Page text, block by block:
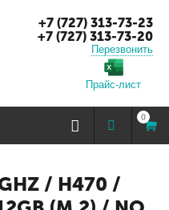
+7 (727) 313-73-23
+7 (727) 313-73-20
Перезвонить
Прайс-лист
0
/ H470 /